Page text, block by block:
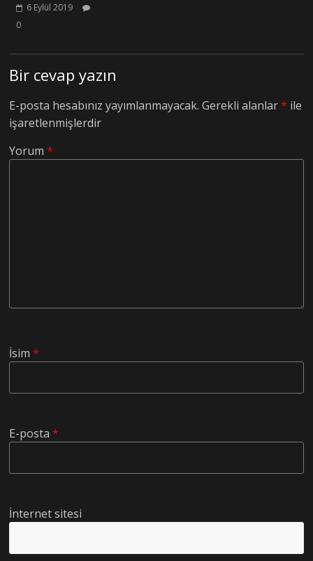
6 Eylül 2019
0
Bir cevap yazın
E-posta hesabınız yayımlanmayacak. Gerekli alanlar* ile
işaretlenmişlerdir
Yorum*
İsim*
E-posta*
İnternet sitesi